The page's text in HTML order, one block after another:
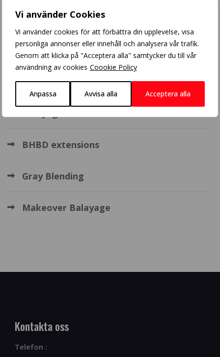
Vi använder Cookies
Vi använder cookies för att förbättra din upplevelse, visa
personliga annonser eller innehåll och analysera vår trafik.
Genom att klicka på "Acceptera alla" samtycker du till vår
användning av cookies Coookie Policy
Anpassa Avvisa alla Acceptera alla
Populära inlägg
Crazy Color
BHBD extensions
Gray Blending
Makeover Balayage
Kontakta oss
Telefon :